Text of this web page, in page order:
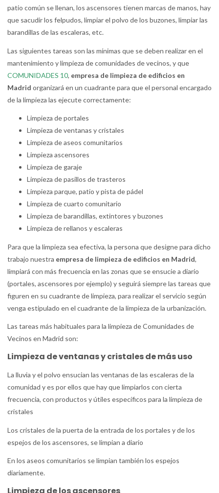
patio común se llenan, los ascensores tienen marcas de manos, hay
que sacudir los felpudos, limpiar el polvo de los buzones, limpiar las
barandillas de las escaleras, etc.
Las siguientes tareas son las mínimas que se deben realizar en el
mantenimiento y limpieza de comunidades de vecinos, y que
COMUNIDADES 10, empresa de limpieza de edificios en
Madrid organizará en un cuadrante para que el personal encargado
de la limpieza las ejecute correctamente:
Limpieza de portales
Limpieza de ventanas y cristales
Limpieza de aseos comunitarios
Limpieza ascensores
Limpieza de garaje
Limpieza de pasillos de trasteros
Limpieza parque, patio y pista de pádel
Limpieza de cuarto comunitario
Limpieza de barandillas, extintores y buzones
Limpieza de rellanos y escaleras
Para que la limpieza sea efectiva, la persona que designe para dicho
trabajo nuestra empresa de limpieza de edificios en Madrid,
limpiará con más frecuencia en las zonas que se ensucie a diario
(portales, ascensores por ejemplo) y seguirá siempre las tareas que
figuren en su cuadrante de limpieza, para realizar el servicio según
venga estipulado en el cuadrante de la limpieza de la urbanización.
Las tareas más habituales para la limpieza de Comunidades de
Vecinos en Madrid son:
Limpieza de ventanas y cristales de más uso
La lluvia y el polvo ensucian las ventanas de las escaleras de la
comunidad y es por ellos que hay que limpiarlos con cierta
frecuencia, con productos y útiles específicos para la limpieza de
cristales
Los cristales de la puerta de la entrada de los portales y de los
espejos de los ascensores, se limpian a diario
En los aseos comunitarios se limpian también los espejos
diariamente.
Limpieza de los ascensores